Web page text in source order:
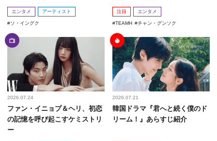
エンタメ アーティスト
ソ・イングク
注目 エンタメ
TEAMH チャン・グンソク
2026.07.24
ファン・イニョプ＆ヘリ、初恋
の記憶を呼び起こすケミストリ
ー
2026.07.21
韓国ドラマ『君へと続く僕のド
リーム！』あらすじ紹介